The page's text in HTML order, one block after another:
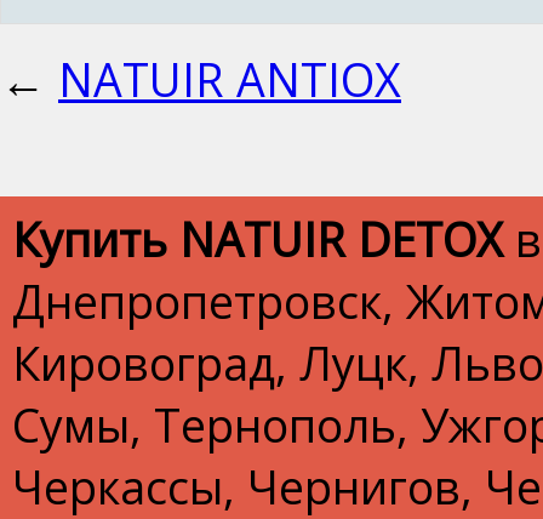
← NATUIR ANTIOX
Купить NATUIR DETOXв
Днепропетровск,
Кировоград, Луцк,
Сумы, Тернополь,
Черкассы, Чернигов,